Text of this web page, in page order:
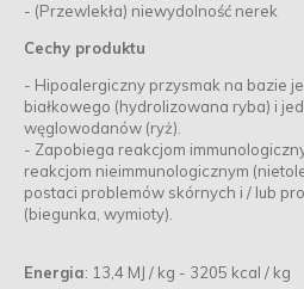
- (Przewlekła) niewydolność nerek
Cechy produktu
- Hipoalergiczny przysmak na bazie
białkowego (hydrolizowana ryba) i
węglowodanów (ryż).
- Zapobiega reakcjom
reakcjom nieimmunologicznym
postaci problemów skórnych i / lub
(biegunka, wymioty).
Energia: 13,4 MJ / kg - 3205 kcal / kg